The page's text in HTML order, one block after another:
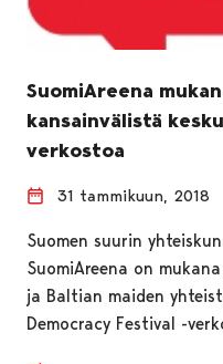
SuomiAreena
kansainvälistä
verkostoa
31 tammikuun, 2018
Suomen suurin
SuomiAreena on
ja Baltian maiden
Democracy Festival -